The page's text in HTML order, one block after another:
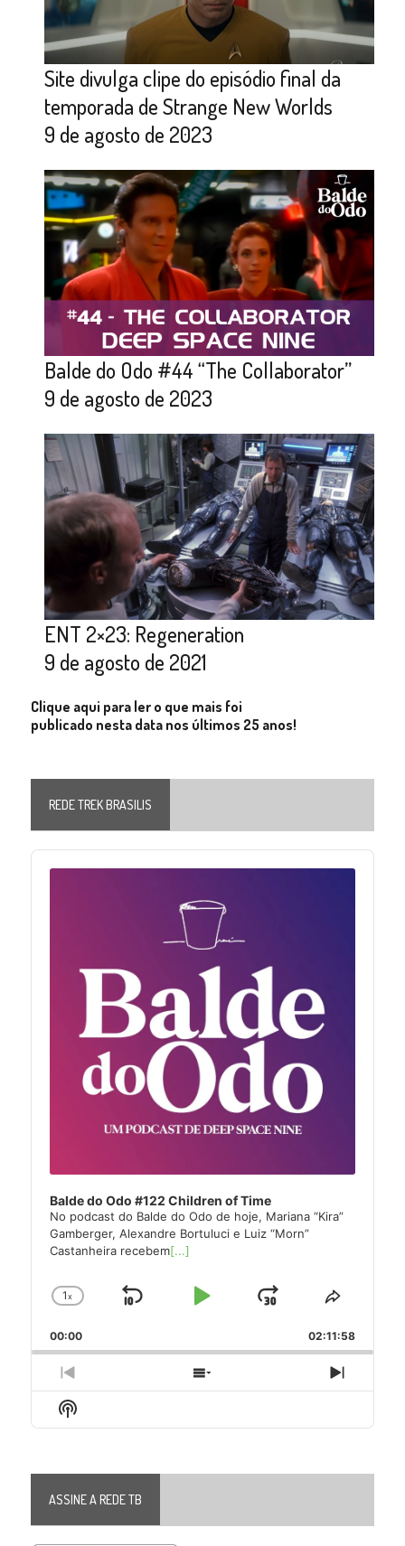
Site divulga clipe do episódio final da
temporada de Strange New Worlds
9 de agosto de 2023
Balde do Odo #44 “The Collaborator”
9 de agosto de 2023
ENT 2×23: Regeneration
9 de agosto de 2021
Clique aqui para ler o que mais foi
publicado nesta data nos últimos 25 anos!
REDE TREK BRASILIS
Audio
Player
Balde do Odo #122 Children of Time
No podcast do Balde do Odo de hoje, Mariana “Kira”
Gamberger, Alexandre Bortuluci e Luiz “Morn”
Castanheira recebem[...]
Change
Rate
1x
Skip
Play
Jump
Forward
Share
Episode
00:00 02:11:58
Previous
Episode
Show
Episodes
Next
Episode
Show
Podcast
ASSINE A REDE TB